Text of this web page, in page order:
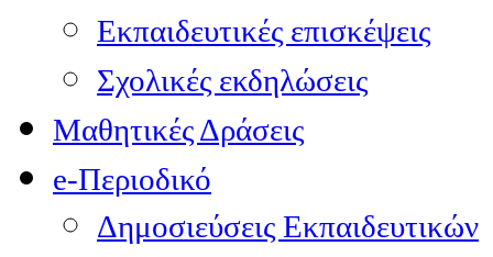
Εκπαιδευτικές επισκέψεις
Σχολικές εκδηλώσεις
Μαθητικές Δράσεις
e-Περιοδικό
Δημοσιεύσεις Εκπαιδευτικών